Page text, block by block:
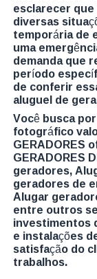
esclarecer
diversas
temporária de
uma
demanda que
período
de conferir
aluguel de
Você busca
fotográfico
GERADORES
GERADORES
geradores,
geradores de
Alugar
entre outros
investimentos
e instalações
satisfação do
trabalhos.